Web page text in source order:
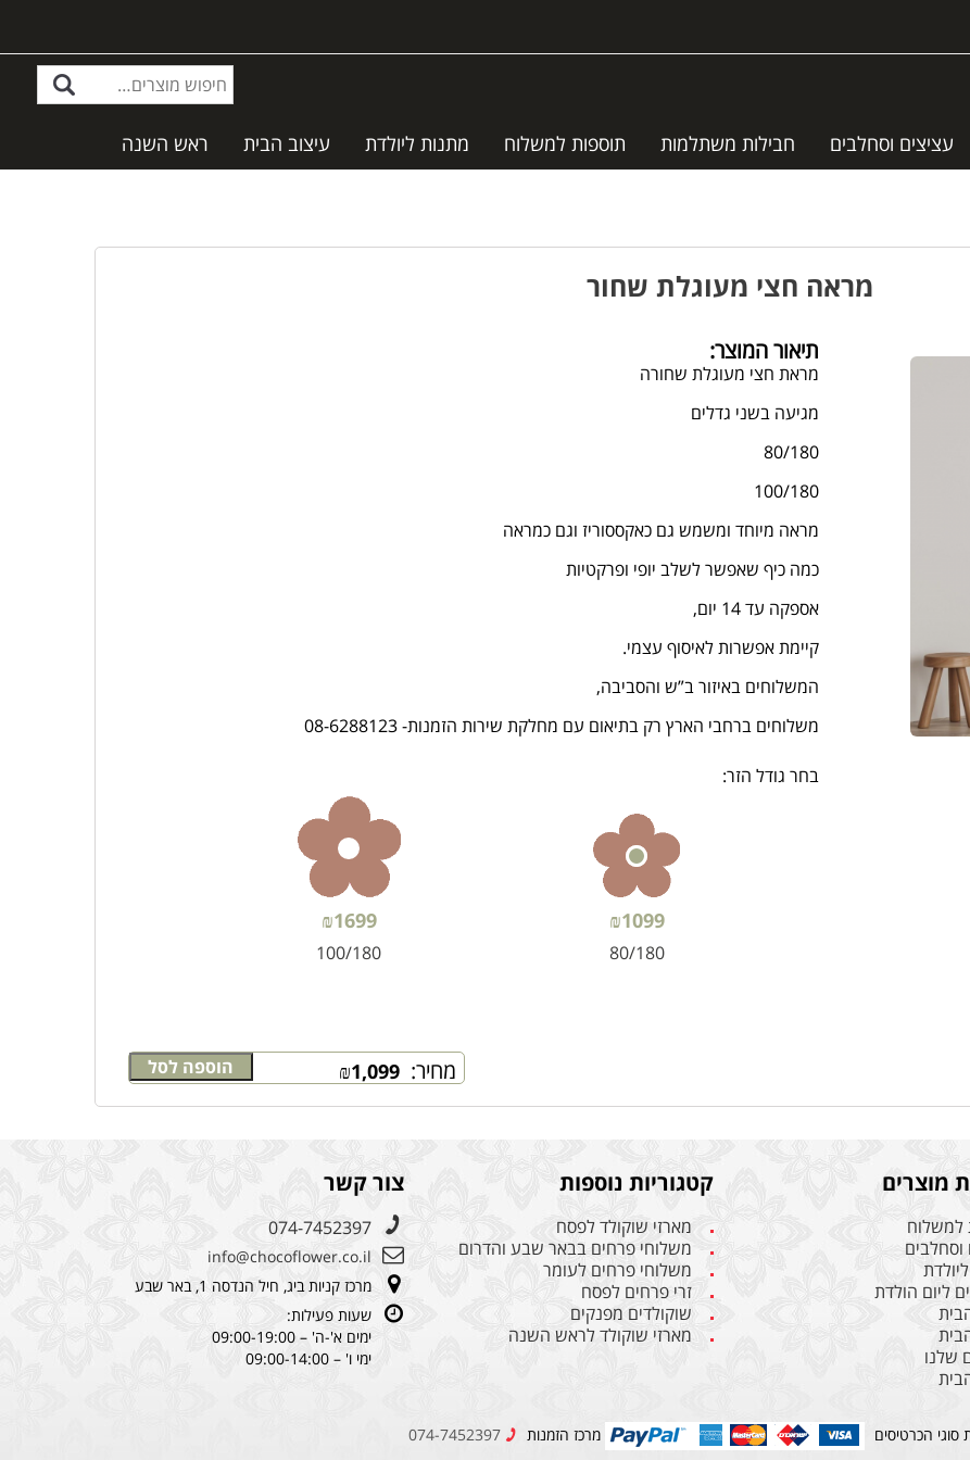
עציצים וסחלבים חבילות משתלמות תוספות למשלוח מתנות ליולדת עיצוב הבית ראש השנה
מראה חצי מעוגלת שחור
תיאור המוצר:
מראת חצי מעוגלת שחורה
מגיעה בשני גדלים
80/180
100/180
מראה מיוחד ומשמש גם כאקססוריז וגם כמראה
כמה כיף שאפשר לשלב יופי ופרקטיות
אספקה עד 14 יום,
קיימת אפשרות לאיסוף עצמי.
המשלוחים באיזור ב”ש והסביבה,
משלוחים ברחבי הארץ רק בתיאום עם מחלקת שירות הזמנות- 08-6288123
בחר גודל הזר:
₪1099
80/180
₪1699
100/180
מחיר: ₪1,099 הוספה לסל
מוצרים
למשלוח
וסחלבים
ליום הולדת
שלנו
קטגוריות נוספות
מארזי שוקולד לפסח
משלוחי פרחים בבאר שבע והדרום
משלוחי פרחים לעומר
זרי פרחים לפסח
שוקולדים מפנקים
מארזי שוקולד לראש השנה
צור קשר
074-7452397
info@chocoflower.co.il
מרכז קניות ביג, חיל הנדסה 1, באר שבע
שעות פעילות:
ימים א'-ה' – 09:00-19:00
ימי ו' – 09:00-14:00
סוגי הכרטיסים מרכז הזמנות 074-7452397